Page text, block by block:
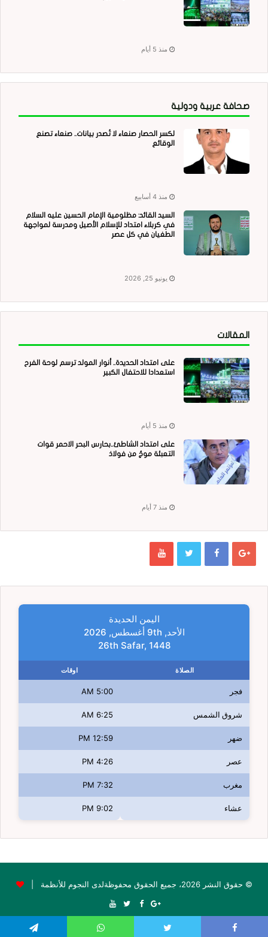
منذ 5 أيام
صحافة عربية ودولية
لكسر الحصار صنعاء لا تُصدر بيانات.. صنعاء تصنع
الوقائع
منذ 4 أسابيع
السيد القائد: مظلومية الإمام الحسين عليه السلام
في كربلاء امتداد للإسلام الأصيل ومدرسة لمواجهة
الطغيان في كل عصر
يونيو 25, 2026
المقالات
على امتداد الحديدة.. أنوار المولد ترسم لوحة الفرح
استعدادا للاحتفال الكبير
منذ 5 أيام
على امتداد الشاطئ..بحارس البحر الاحمر قوات
التعبئة موجٌ من فولاذ
منذ 7 أيام
اليمن الحديدة
الأحد, 9th أغسطس, 2026
26th Safar, 1448
الصلاة اوقات
فجر 5:00 AM
شروق الشمس 6:25 AM
ضهر 12:59 PM
عصر 4:26 PM
مغرب 7:32 PM
عشاء 9:02 PM
© حقوق النشر 2026، جميع الحقوق محفوظةلدى النجوم للأنظمة |